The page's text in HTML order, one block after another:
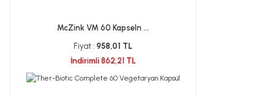
McZink VM 60 Kapseln ...
Fiyat : 958,01 TL
İndirimli 862,21 TL